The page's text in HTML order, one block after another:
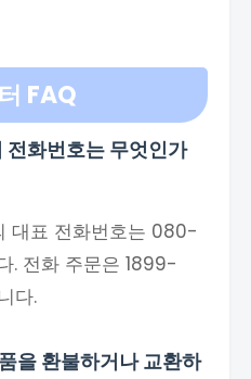
FAQ
전화번호는 무엇인가
대표 전화번호는 080-
전화 주문은 1899-
다.
을 환불하거나 교환하